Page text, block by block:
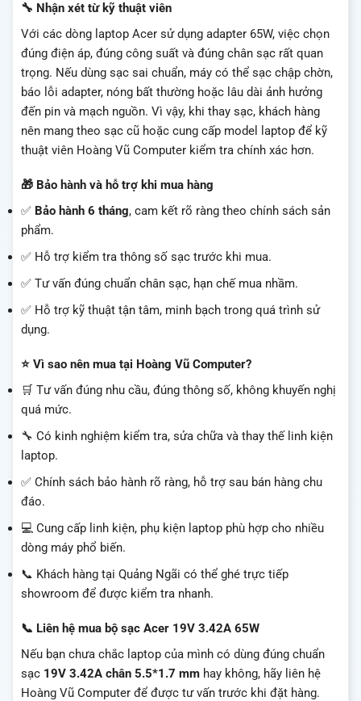
🔧 Nhận xét từ kỹ thuật viên
Với các dòng laptop Acer sử dụng adapter 65W, việc chọn
đúng điện áp, đúng công suất và đúng chân sạc rất quan
trọng. Nếu dùng sạc sai chuẩn, máy có thể sạc chập chờn,
báo lỗi adapter, nóng bất thường hoặc lâu dài ảnh hưởng
đến pin và mạch nguồn. Vì vậy, khi thay sạc, khách hàng
nên mang theo sạc cũ hoặc cung cấp model laptop để kỹ
thuật viên Hoàng Vũ Computer kiểm tra chính xác hơn.
🎁 Bảo hành và hỗ trợ khi mua hàng
✅ Bảo hành 6 tháng, cam kết rõ ràng theo chính sách sản
phẩm.
✅ Hỗ trợ kiểm tra thông số sạc trước khi mua.
✅ Tư vấn đúng chuẩn chân sạc, hạn chế mua nhầm.
✅ Hỗ trợ kỹ thuật tận tâm, minh bạch trong quá trình sử
dụng.
⭐ Vì sao nên mua tại Hoàng Vũ Computer?
🛒 Tư vấn đúng nhu cầu, đúng thông số, không khuyến nghị
quá mức.
🔧 Có kinh nghiệm kiểm tra, sửa chữa và thay thế linh kiện
laptop.
✅ Chính sách bảo hành rõ ràng, hỗ trợ sau bán hàng chu
đáo.
💻 Cung cấp linh kiện, phụ kiện laptop phù hợp cho nhiều
dòng máy phổ biến.
📞 Khách hàng tại Quảng Ngãi có thể ghé trực tiếp
showroom để được kiểm tra nhanh.
📞 Liên hệ mua bộ sạc Acer 19V 3.42A 65W
Nếu bạn chưa chắc laptop của mình có dùng đúng chuẩn
sạc 19V 3.42A chân 5.5*1.7 mm hay không, hãy liên hệ
Hoàng Vũ Computer để được tư vấn trước khi đặt hàng.